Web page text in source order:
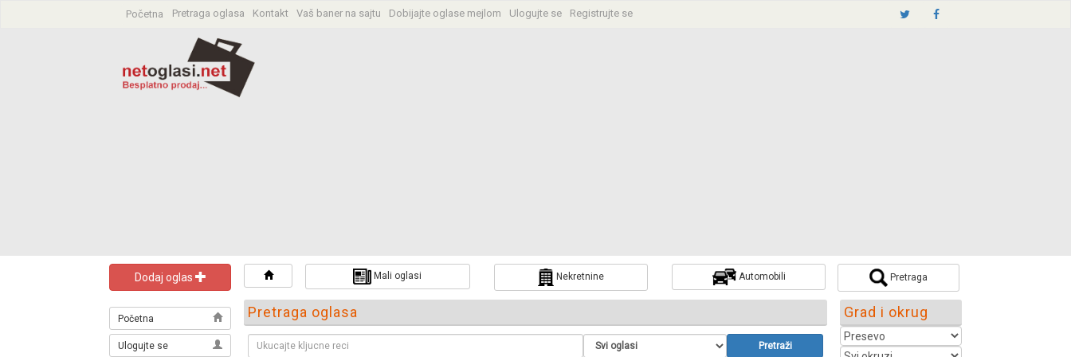
Početna Pretraga oglasa Kontakt Vaš baner na sajtu Dobijajte oglase mejlom Ulogujte se Registrujte se
Dodaj oglas
Početna
Ulogujte se
Mali oglasi Nekretnine Automobili Pretraga
Pretraga oglasa
Pretraži
Grad i okrug